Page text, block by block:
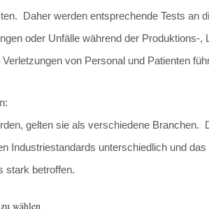
Daher werden entsprechende Tests an
oder Unfälle während der Produktions-
von Personal und Patienten
gelten sie als verschiedene
Industriestandards unterschiedlich und
stark betroffen.
wählen